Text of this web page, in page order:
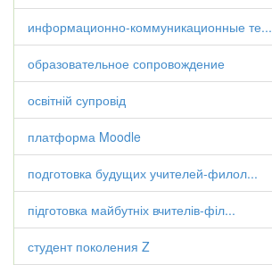
информационно-коммуникационные те...
образовательное сопровождение
освітній супровід
платформа Moodle
подготовка будущих учителей-филол...
підготовка майбутніх вчителів-філ...
студент поколения Z